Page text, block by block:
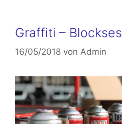
Graffiti –
16/05/2018 von Admin